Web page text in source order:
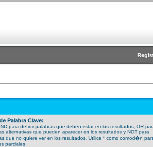
Palabra Clave:
para definir palabras que deben estar en los resultados, OR
alternativas que pueden aparecer en los resultados y NOT para
que no quiere ver en los resultados. Utilice * como comod�n
parciales.